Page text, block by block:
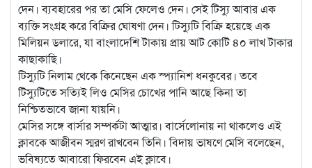
দেন। ব্যবহারের পর তা মেসি ফেলেও দেন। সেই টিস্যু আবার এক
ব্যক্তি সংগ্রহ করে বিক্রির ঘোষণা দেন। টিস্যুটি বিক্রি হয়েছে এক
মিলিয়ন ডলারে, যা বাংলাদেশি টাকায় প্রায় আট কোটি ৪০ লাখ টাকার
কাছাকাছি।
টিস্যুটি নিলাম থেকে কিনেছেন এক স্প্যানিশ ধনকুবের। তবে
টিস্যুটিতে সত্যিই লিও মেসির চোখের পানি আছে কিনা তা
নিশ্চিতভাবে জানা যায়নি।
মেসির সঙ্গে বার্সার সম্পর্কটা আত্মার। বার্সেলোনায় না থাকলেও এই
ক্লাবকে আজীবন স্মরণ রাখবেন তিনি। বিদায় ভাষণে মেসি বলেছেন,
ভবিষ্যতে আবারো ফিরবেন এই ক্লাবে।